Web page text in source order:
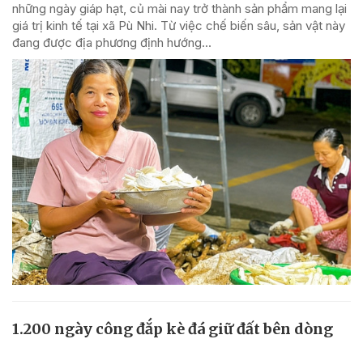
những ngày giáp hạt, củ mài nay trở thành sản phẩm mang lại
giá trị kinh tế tại xã Pù Nhi. Từ việc chế biến sâu, sản vật này
đang được địa phương định hướng...
1.200 ngày công đắp kè đá giữ đất bên dòng